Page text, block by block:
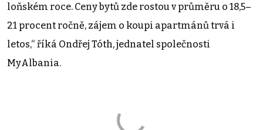
loňském roce. Ceny bytů zde rostou v průměru o 18,5–
21 procent ročně, zájem o koupi apartmánů trvá i
letos,“ říká Ondřej Tóth, jednatel společnosti
MyAlbania.